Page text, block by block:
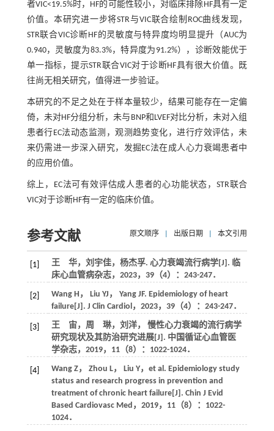
者VIC<19.5%时，HF的可能性较小，对临床排除HF具有一定
价值。本研究进一步将STR与VIC联合绘制ROC曲线发现，
STR联合VIC诊断HF的灵敏度与特异度均明显提升（AUC为
0.940，灵敏度为83.3%，特异度为91.2%），诊断效能优于
单一指标，提示STR联合VIC对于诊断HF具有很大价值。既
往尚无相关研究，值得进一步验证。
本研究的不足之处在于样本量较少，结果可能存在一定偏
倚，未对HF分组分析，未与BNP和LVEF对比分析，未对入组
患者行EC法动态监测，观测趋势变化，进行疗效评估，未
来仍需进一步深入研究，发掘EC法在成人心力衰竭患者中
的应用价值。
综上，EC法可有效评估成人患者的心功能状态，STR联合
VIC对于诊断HF有一定的临床价值。
参考文献 原文顺序 出版日期 本文引用
[1] 王 华，刘宇佳，杨杰孚. 心力衰竭流行病学[J]. 临
床心血管病杂志， 2023， 39（4）：243-247．
[2] Wang H ， Liu YJ ， Yang JF. Epidemiology of heart
failure[J]. J Clin Cardiol ， 2023， 39（4）：243-247．
[3]
王 宙，周 琳，刘洋， 慢性心力衰竭的流行病学
研究现状及其防治研究进展[J]. 中国循证心血管医
学杂志， 2019， 11（8）：1022-1024．
[4] Wang Z， Zhou L， Liu Y，et al. Epidemiology study
status and research progress in prevention and
treatment of chronic heart failure[J]. Chin J Evid
Based Cardiovasc Med ， 2019， 11（8）：1022-
1024．